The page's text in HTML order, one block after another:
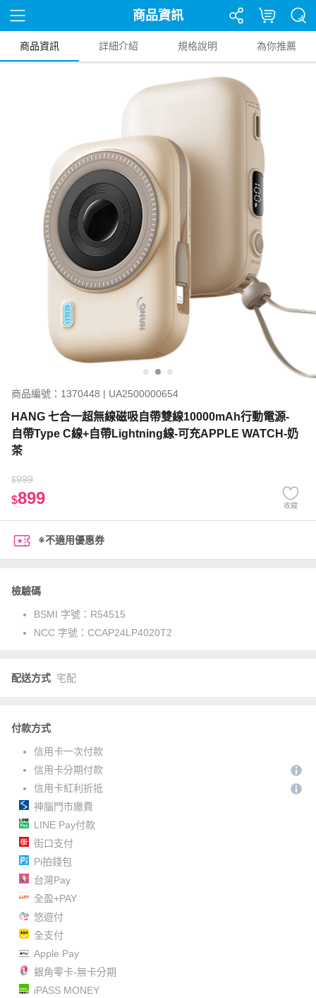
商品資訊
商品資訊 詳細介紹 規格說明 為你推薦
商品編號：1370448 | UA2500000654
HANG 七合一超無線磁吸自帶雙線10000mAh行動電源-
自帶Type C線+自帶Lightning線-可充APPLE WATCH-奶
茶
$999
$899 收藏
※不適用優惠券
檢驗碼
BSMI 字號： R54515
NCC 字號： CCAP24LP4020T2
配送方式 宅配
付款方式
信用卡一次付款
信用卡分期付款
信用卡紅利折抵
神腦門市繳費
LINE Pay付款
街口支付
Pi拍錢包
台灣Pay
全盈+PAY
悠遊付
全支付
Apple Pay
銀角零卡-無卡分期
iPASS MONEY